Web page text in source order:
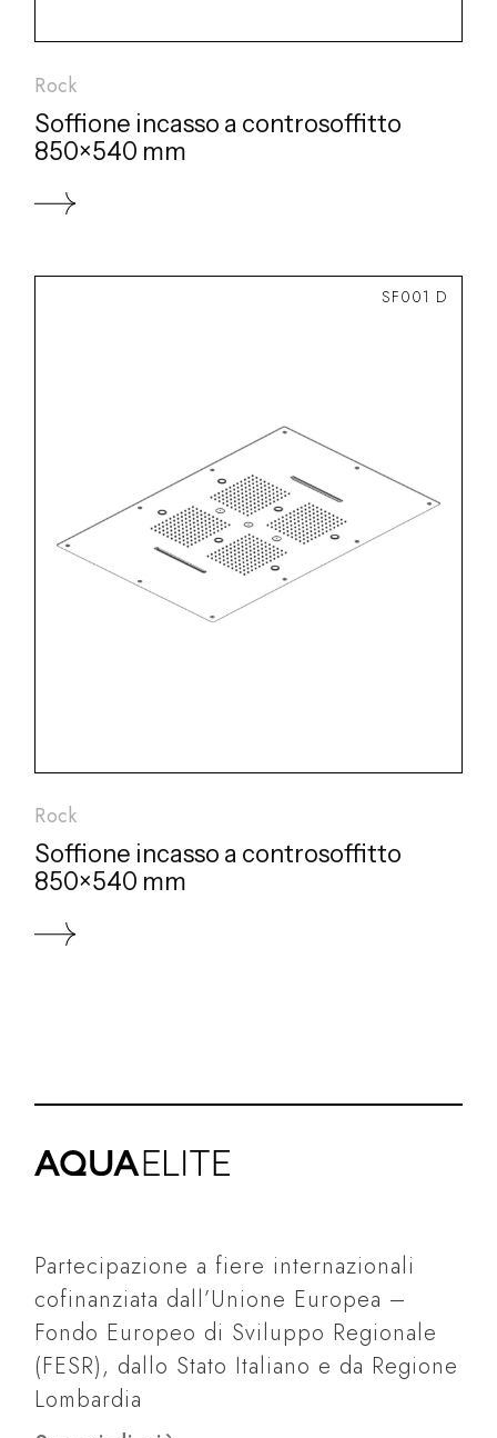
Rock
Soffione incasso a controsoffitto
850×540 mm
SF001 D
Rock
Soffione incasso a controsoffitto
850×540 mm
Partecipazione a fiere internazionali
cofinanziata dall’Unione Europea –
Fondo Europeo di Sviluppo Regionale
(FESR), dallo Stato Italiano e da Regione
Lombardia